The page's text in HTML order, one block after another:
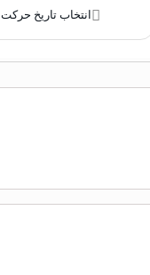
انتخاب تاریخ حرکت